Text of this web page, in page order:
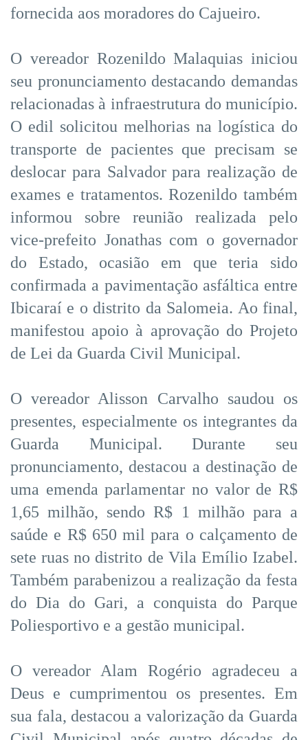
fornecida aos moradores do Cajueiro.
O vereador Rozenildo Malaquias iniciou
seu pronunciamento destacando demandas
relacionadas à infraestrutura do município.
O edil solicitou melhorias na logística do
transporte de pacientes que precisam se
deslocar para Salvador para realização de
exames e tratamentos. Rozenildo também
informou sobre reunião realizada pelo
vice-prefeito Jonathas com o governador
do Estado, ocasião em que teria sido
confirmada a pavimentação asfáltica entre
Ibicaraí e o distrito da Salomeia. Ao final,
manifestou apoio à aprovação do Projeto
de Lei da Guarda Civil Municipal.
O vereador Alisson Carvalho saudou os
presentes, especialmente os integrantes da
Guarda Municipal. Durante seu
pronunciamento, destacou a destinação de
uma emenda parlamentar no valor de R$
1,65 milhão, sendo R$ 1 milhão para a
saúde e R$ 650 mil para o calçamento de
sete ruas no distrito de Vila Emílio Izabel.
Também parabenizou a realização da festa
do Dia do Gari, a conquista do Parque
Poliesportivo e a gestão municipal.
O vereador Alam Rogério agradeceu a
Deus e cumprimentou os presentes. Em
sua fala, destacou a valorização da Guarda